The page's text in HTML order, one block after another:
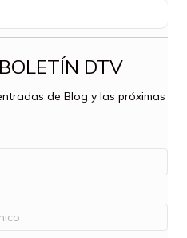
DTV
de Blog y las próximas